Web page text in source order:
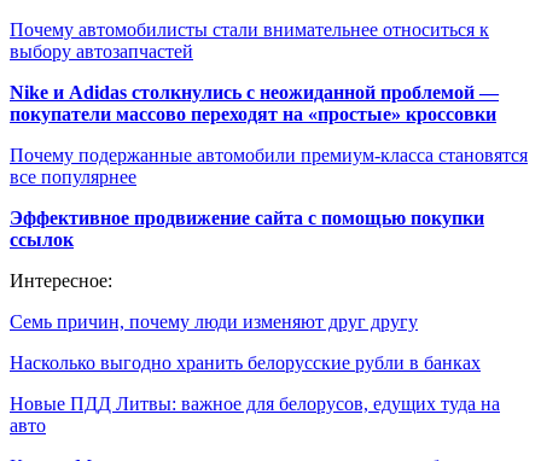
Почему автомобилисты стали внимательнее относиться к
выбору автозапчастей
Nike и Adidas столкнулись с неожиданной проблемой —
покупатели массово переходят на «простые» кроссовки
Почему подержанные автомобили премиум-класса становятся
все популярнее
Эффективное продвижение сайта с помощью покупки
ссылок
Интересное:
Семь причин, почему люди изменяют друг другу
Насколько выгодно хранить белорусские рубли в банках
Новые ПДД Литвы: важное для белорусов, едущих туда на
авто